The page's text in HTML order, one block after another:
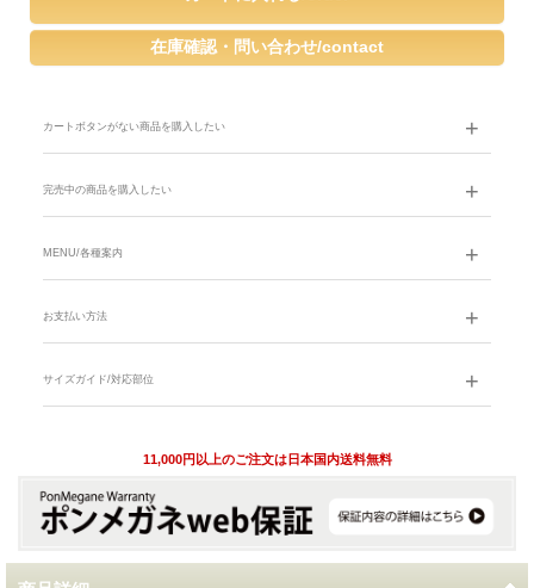
カートボタンがない商品を購入したい
完売中の商品を購入したい
MENU/各種案内
お支払い方法
サイズガイド/対応部位
11,000円以上のご注文は日本国内送料無料